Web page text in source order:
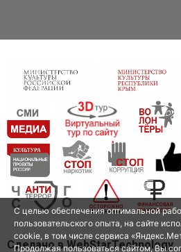
Сделано в WebStarTechnology
С целью обеспечения оптимальной
пользовательского опыта, на сайте
cookie, в том числе сервиса
Продолжая пользоваться сайтом, Вы